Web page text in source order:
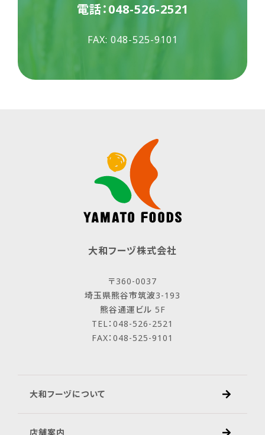
電話：048-526-2521
FAX: 048-525-9101
大和フーヅ株式会社
〒360-0037
埼玉県熊谷市筑波3-193
熊谷通運ビル 5F
TEL：048-526-2521
FAX：048-525-9101
大和フーヅについて
店舗案内